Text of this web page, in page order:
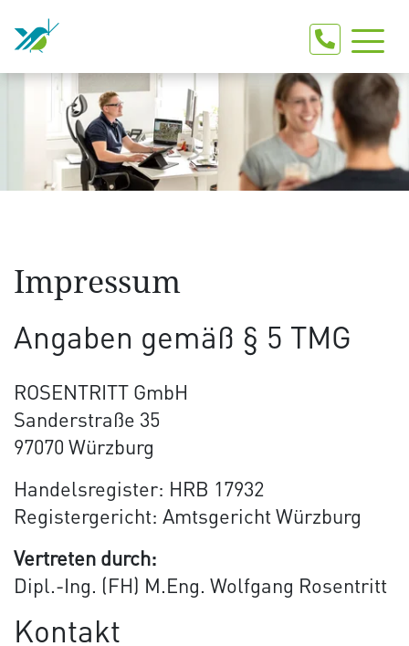
Impressum
Angaben gemäß § 5 TMG
ROSENTRITT GmbH
Sanderstraße 35
97070 Würzburg
Handelsregister: HRB 17932
Registergericht: Amtsgericht Würzburg
Vertreten durch:
Dipl.-Ing. (FH) M.Eng. Wolfgang Rosentritt
Kontakt